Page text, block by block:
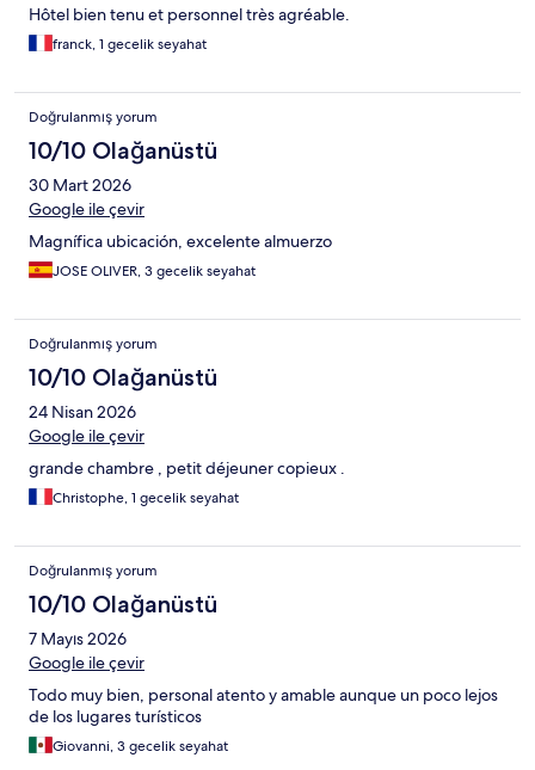
Hôtel bien tenu et personnel très agréable.
franck, 1 gecelik seyahat
Doğrulanmış yorum
10/10 Olağanüstü
30 Mart 2026
Google ile çevir
Magnífica ubicación, excelente almuerzo
JOSE OLIVER, 3 gecelik seyahat
Doğrulanmış yorum
10/10 Olağanüstü
24 Nisan 2026
Google ile çevir
grande chambre , petit déjeuner copieux .
Christophe, 1 gecelik seyahat
Doğrulanmış yorum
10/10 Olağanüstü
7 Mayıs 2026
Google ile çevir
Todo muy bien, personal atento y amable aunque un poco lejos
de los lugares turísticos
Giovanni, 3 gecelik seyahat